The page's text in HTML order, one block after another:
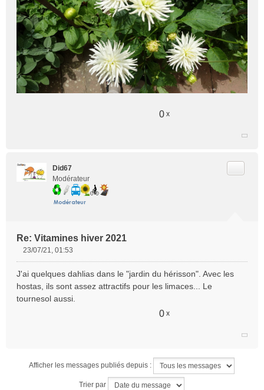
o
n
l
u
0 x
Did67
Modérateur
Re: Vitamines hiver 2021
s
s
a
23/07/21, 01:53
J'ai quelques dahlias dans le "jardin du hérisson". Avec les
hostas, ils sont assez attractifs pour les limaces... Le
tournesol aussi.
0 x
Afficher les messages publiés depuis :
Trier par